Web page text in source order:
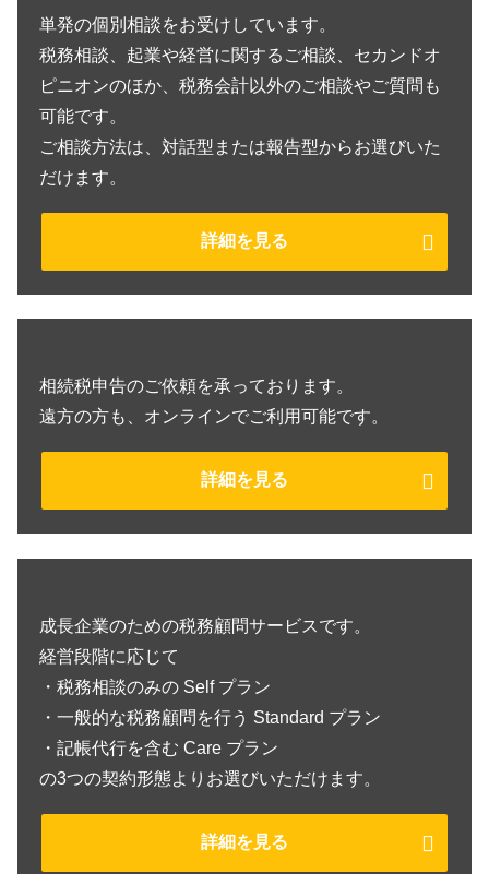
単発の個別相談をお受けしています。
税務相談、起業や経営に関するご相談、セカンドオ
ピニオンのほか、税務会計以外のご相談やご質問も
可能です。
ご相談方法は、対話型または報告型からお選びいた
だけます。
詳細を見る
相続税申告のご依頼を承っております。
遠方の方も、オンラインでご利用可能です。
詳細を見る
成長企業のための税務顧問サービスです。
経営段階に応じて
・税務相談のみの Self プラン
・一般的な税務顧問を行う Standard プラン
・記帳代行を含む Care プラン
の3つの契約形態よりお選びいただけます。
詳細を見る